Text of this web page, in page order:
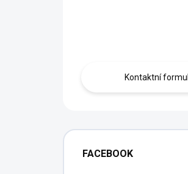
Kontaktní
FACEBOOK